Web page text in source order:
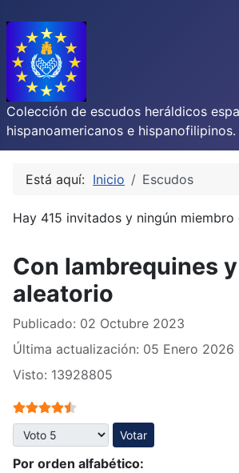
Colección de escudos heráldicos
hispanoamericanos e hispanofilipinos.
Está aquí: Inicio Escudos
Hay 415 invitados y ningún miembro
Con lambrequines
aleatorio
Publicado: 02 Octubre 2023
Última actualización: 05 Enero 2026
Visto: 13928805
Ratio:4.5/
Por favor, vote
Por orden alfabético: